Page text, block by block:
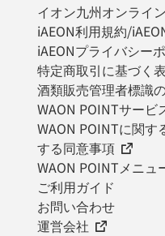
イオン九州オンライ
iAEON利用規約/
iAEONプライバシー
特定商取引に基づく
酒類販売管理者標識
WAON POINTサービ
WAON POINTに関す
する同意事項
WAON POINTメニュ
ご利用ガイド
お問い合わせ
運営会社